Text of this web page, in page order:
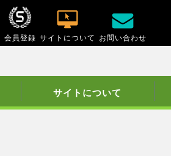
会員登録 サイトについて お問い合わせ
サイトについて